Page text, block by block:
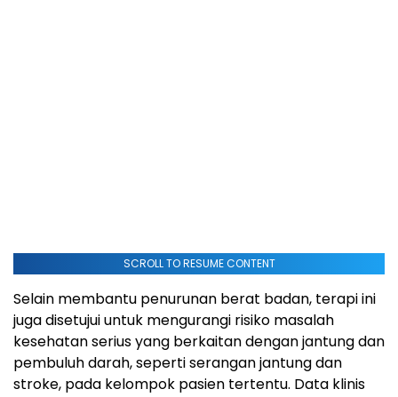
SCROLL TO RESUME CONTENT
Selain membantu penurunan berat badan, terapi ini
juga disetujui untuk mengurangi risiko masalah
kesehatan serius yang berkaitan dengan jantung dan
pembuluh darah, seperti serangan jantung dan
stroke, pada kelompok pasien tertentu. Data klinis